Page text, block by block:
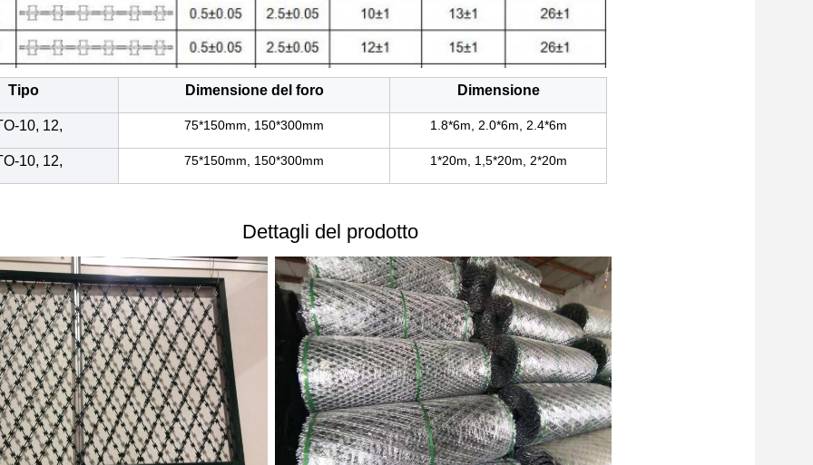
Tipo Dimensione del foro Dimensione
10, 12, 75*150mm, 150*300mm 1.8*6m, 2.0*6m, 2.4*6m
10, 12, 75*150mm, 150*300mm 1*20m, 1,5*20m, 2*20m
Dettagli del prodotto